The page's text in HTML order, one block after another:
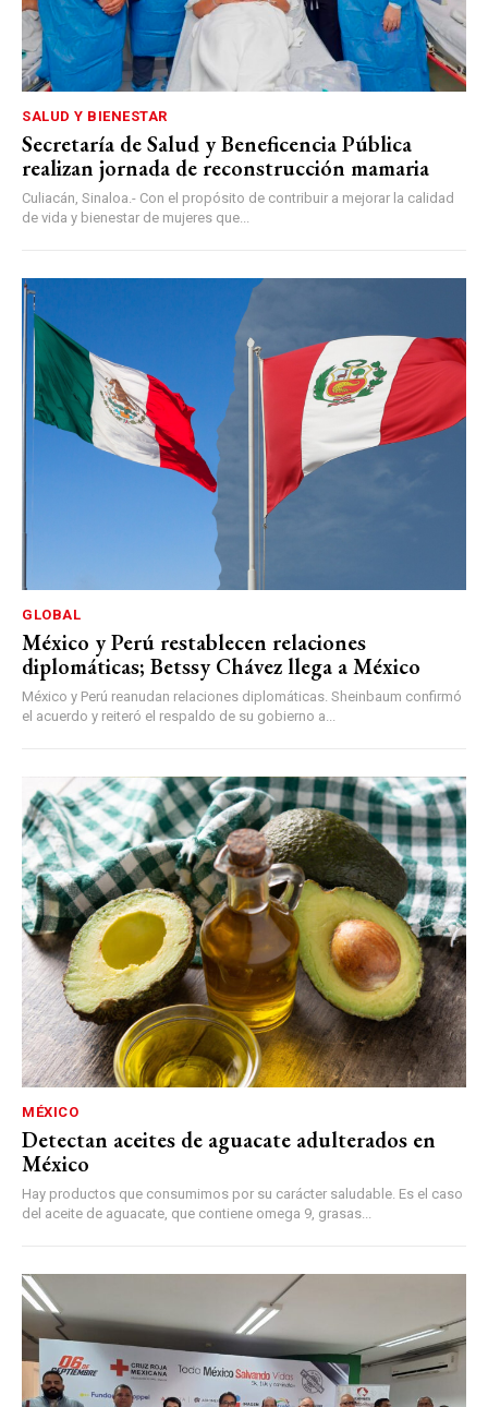
SALUD Y BIENESTAR
Secretaría de Salud y Beneficencia Pública
realizan jornada de reconstrucción mamaria
Culiacán, Sinaloa.- Con el propósito de contribuir a mejorar la calidad
de vida y bienestar de mujeres que...
GLOBAL
México y Perú restablecen relaciones
diplomáticas; Betssy Chávez llega a México
México y Perú reanudan relaciones diplomáticas. Sheinbaum confirmó
el acuerdo y reiteró el respaldo de su gobierno a...
MÉXICO
Detectan aceites de aguacate adulterados en
México
Hay productos que consumimos por su carácter saludable. Es el caso
del aceite de aguacate, que contiene omega 9, grasas...